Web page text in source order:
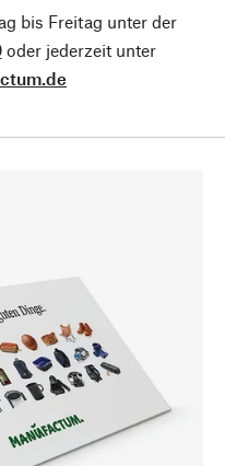
bis Freitag unter der
oder jederzeit unter